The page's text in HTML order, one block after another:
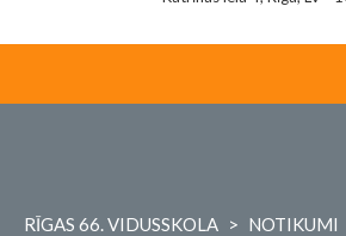
RĪGAS 66. VIDUSSKOLA > NOTIKUMI